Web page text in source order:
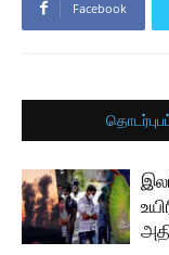
Facebook